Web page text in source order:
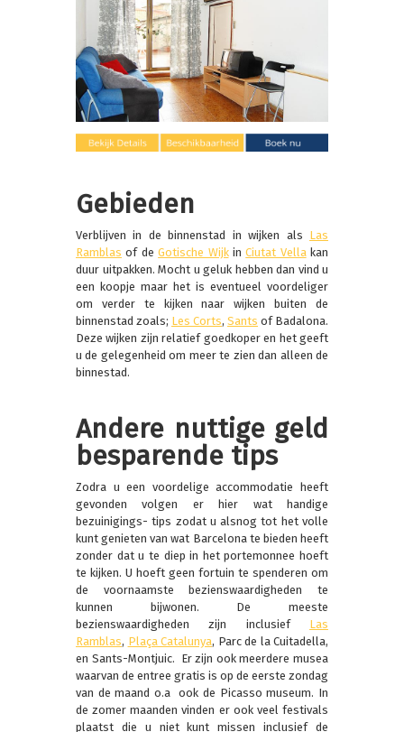
Gebieden
Verblijven in de binnenstad in wijken als Las
Ramblas of deGotische WijkinCiutat Vellakan
duur uitpakken. Mocht u geluk hebben dan vind u
een koopje maar het is eventueel voordeliger
om verder te kijken naar wijken buiten de
binnenstad zoals; Les Corts, Sants of Badalona.
Deze wijken zijn relatief goedkoper en het geeft
u de gelegenheid om meer te zien dan alleen de
binnestad.
Andere nuttige geld
besparende tips
Zodra u een voordelige accommodatie heeft
gevonden volgen er hier wat handige
bezuinigings- tips zodat u alsnog tot het volle
kunt genieten van wat Barcelona te bieden heeft
zonder dat u te diep in het portemonnee hoeft
te kijken. U hoeft geen fortuin te spenderen om
de voornaamste bezienswaardigheden te
kunnen bijwonen. De meeste
bezienswaardigheden zijn inclusief Las
Ramblas, Plaça Catalunya, Parc de la Cuitadella,
en Sants-Montjuic. Er zijn ook meerdere musea
waarvan de entree gratis is op de eerste zondag
van de maand o.a ook de Picasso museum. In
de zomer maanden vinden er ook veel festivals
plaatst die u niet kunt missen inclusief de